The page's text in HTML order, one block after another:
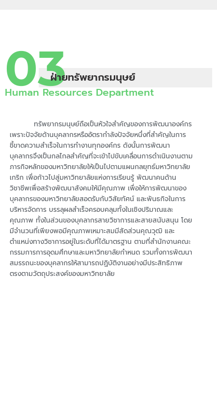
03ฝ่ายทรัพยากรมนุษย์
Human Resources Department
ทรัพยากรมนุษย์ถือเป็นหัวใจสำคัญของการพัฒนาองค์กร
เพราะปัจจัยด้านบุคลากรหรืออัตรากำลังปัจจัยหนึ่งที่สำคัญในการ
ชี้ขาดความสำเร็จในการทำงานทุกองค์กร ดังนั้นการพัฒนา
บุคลากรจึงเป็นกลไกลสำคัญที่จะเข้าไปขับเคลื่อนการดำเนินงานตาม
ภารกิจหลักของมหาวิทยาลัยให้เป็นไปตามแผนกลยุทธ์มหาวิทยาลัย
เกริก เพื่อก้าวไปสู่มหาวิทยาลัยแห่งการเรียนรู้ พัฒนาคนด้าน
วิชาชีพเพื่อสร้างพัฒนาสังคมให้มีคุณภาพ เพื่อให้การพัฒนาของ
บุคลากรของมหาวิทยาลัยสอดรับกับวิสัยทัศน์ และพันธกิจในการ
บริหารจัดการ บรรลุผลสำเร็จครอบคลุมทั้งในเชิงปริมาณและ
คุณภาพ ทั้งในส่วนของบุคลากรสายวิชาการและสายสนับสนุน โดย
มีจำนวนที่เพียงพอมีคุณภาพเหมาะสมมีสัดส่วนคุณวุฒิ และ
ตำแหน่งทางวิชาการอยู่ในระดับที่ได้มาตรฐาน ตามที่สำนักงานคณะ
กรรมการการอุดมศึกษาและมหาวิทยาลัยกำหนด รวมทั้งการพัฒนา
สมรรถนะของบุคลากรให้สามารถปฏิบัติงานอย่างมีประสิทธิภาพ
ตรงตามวัตถุประสงค์ของมหาวิทยาลัย